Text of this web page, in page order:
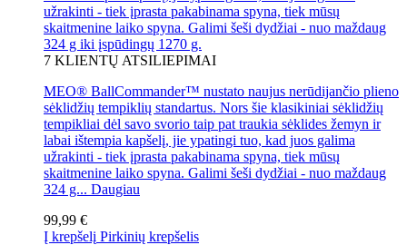
užrakinti - tiek įprasta pakabinama spyna, tiek mūsų
skaitmenine laiko spyna. Galimi šeši dydžiai - nuo maždaug
324 g iki įspūdingų 1270 g.
7 KLIENTŲ ATSILIEPIMAI
MEO® BallCommander™ nustato naujus nerūdijančio plieno
sėklidžių tempiklių standartus. Nors šie klasikiniai sėklidžių
tempikliai dėl savo svorio taip pat traukia sėklides žemyn ir
labai ištempia kapšelį, jie ypatingi tuo, kad juos galima
užrakinti - tiek įprasta pakabinama spyna, tiek mūsų
skaitmenine laiko spyna. Galimi šeši dydžiai - nuo maždaug
324 g... Daugiau
99,99 €
Į krepšelį Pirkinių krepšelis